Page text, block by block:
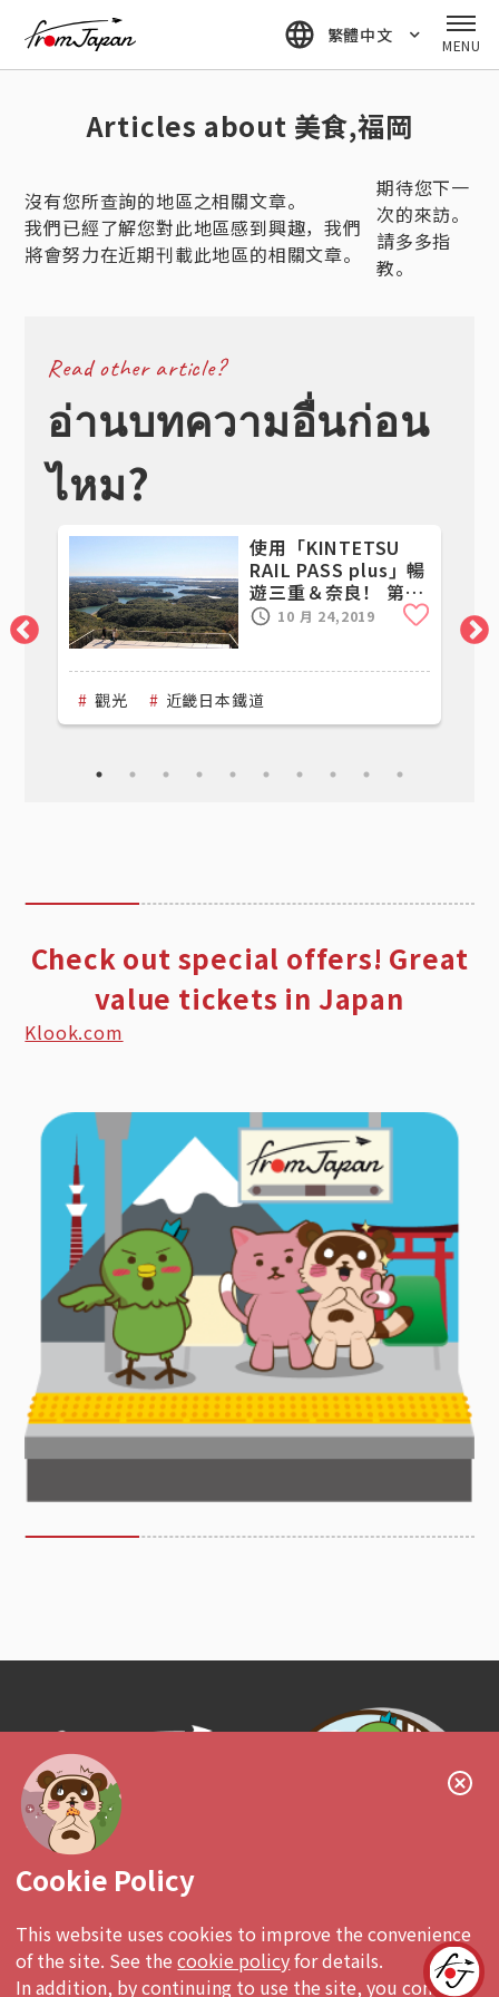
繁體中文 MENU
Articles about 美食,福岡
沒有您所查詢的地區之相關文章。
我們已經了解您對此地區感到興趣，我們
將會努力在近期刊載此地區的相關文章。
期待您下一
次的來訪。
請多多指
教。
Read other article?
อ่านบทความอื่นก่อน
ไหม?
Clip
使用「KINTETSU
RAIL PASS plus」暢
遊三重＆奈良！ 第2
天 10 月 24,2019 Clip
觀光 近畿日本鐵道
Check out special offers! Great
value tickets in Japan
Klook.com
Follow us!
有興趣投放廣告
Cookie Policy
This website uses cookies to improve the convenience
of the site. See thecookie policyfor details.
In addition, by continuing to use the site, you consent